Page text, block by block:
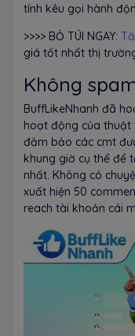
tính kêu gọi hành
>>>> BỎ TÚI NGAY:
giá tốt nhất thị
Không
BuffLikeNhanh đã
hoạt động của thuật
đảm bảo các cmt
khung giờ cụ thể để
nhất. Không có
xuất hiện 50
reach tài khoản cái